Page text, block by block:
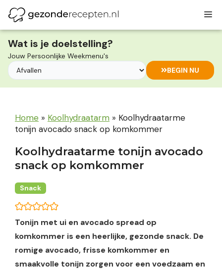
naar
de
inhoud
Wat is je doelstelling?
Jouw Persoonlijke Weekmenu's
BEGIN NU
Home » Koolhydraatarm » Koolhydraatarme
tonijn avocado snack op komkommer
Koolhydraatarme tonijn avocado
snack op komkommer
Snack
Tonijn met ui en avocado spread op
komkommer is een heerlijke, gezonde snack. De
romige avocado, frisse komkommer en
smaakvolle tonijn zorgen voor een voedzaam en